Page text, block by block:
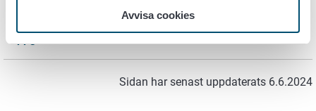
Avvisa cookies
svara på förfrågan för att bekräfta
Sidan har senast uppdaterats 6.6.2024